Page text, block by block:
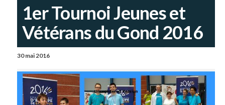
1er Tournoi Jeunes et
Vétérans du Gond 2016
30 mai 2016